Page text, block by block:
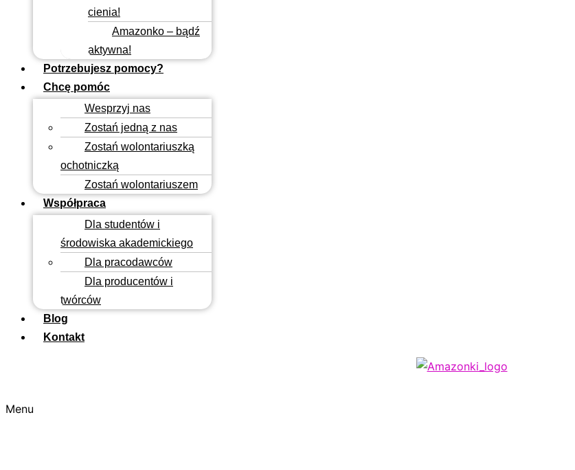
cienia!
Amazonko – bądź
aktywna!
Potrzebujesz pomocy?
Chcę pomóc
Wesprzyj nas
Zostań jedną z nas
Zostań wolontariuszką
ochotniczką
Zostań wolontariuszem
Współpraca
Dla studentów i
środowiska akademickiego
Dla pracodawców
Dla producentów i
twórców
Blog
Kontakt
Menu